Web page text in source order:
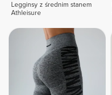
Legginsy z średnim stanem
Athleisure